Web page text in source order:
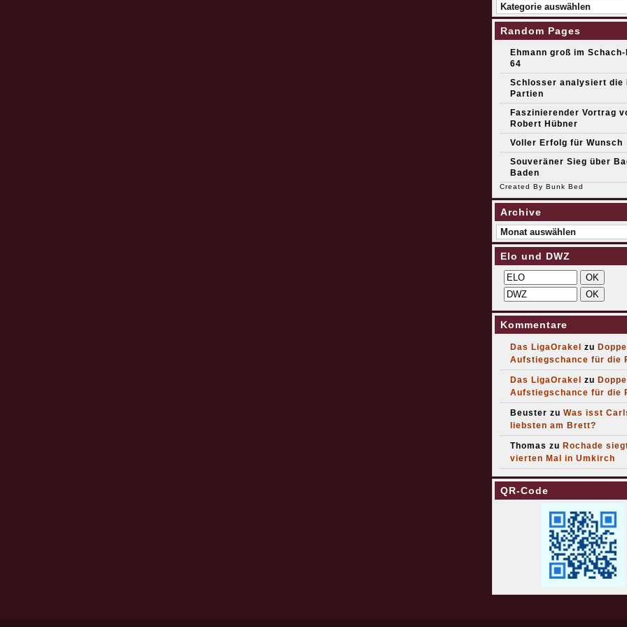
Kategorien
Random Pages
Ehmann groß im Schach-
64
Schlosser analysiert die
Partien
Faszinierender Vortrag
Robert Hübner
Voller Erfolg für Wunsch
Souveräner Sieg über
Baden
Created By Bunk Bed
Archive
Archive
Elo und DWZ
Kommentare
Das LigaOrakel zu
Aufstiegschance für die
Das LigaOrakel zu
Aufstiegschance für die
Beuster zu Was isst
liebsten am Brett?
Thomas zu Rochade
vierten Mal in Umkirch
QR-Code